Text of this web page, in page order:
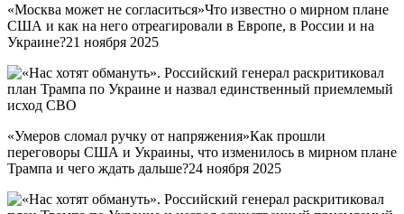
«Москва может не согласиться»Что известно о мирном плане
США и как на него отреагировали в Европе, в России и на
Украине?21 ноября 2025
«Умеров сломал ручку от напряжения»Как прошли
переговоры США и Украины, что изменилось в мирном плане
Трампа и чего ждать дальше?24 ноября 2025